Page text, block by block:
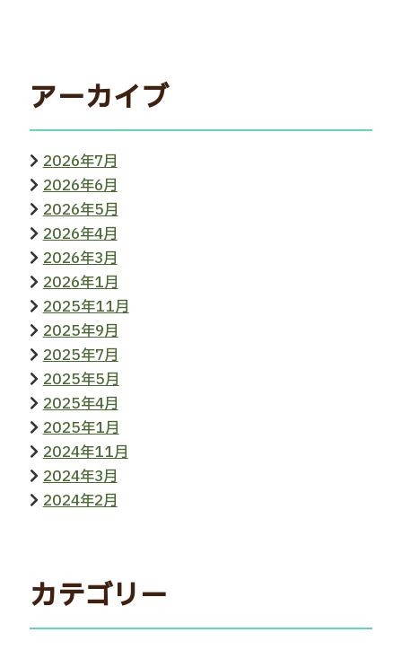
アーカイブ
2026年7月
2026年6月
2026年5月
2026年4月
2026年3月
2026年1月
2025年11月
2025年9月
2025年7月
2025年5月
2025年4月
2025年1月
2024年11月
2024年3月
2024年2月
カテゴリー